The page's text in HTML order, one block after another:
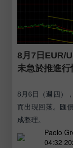
8月7日EUR/
未急於推進行
8月6日（週四）
而出現回落。匯
成整理。
Paolo
04:32